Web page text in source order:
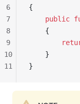
{
    public
    {
    }
}
6
7
8
9
10
11